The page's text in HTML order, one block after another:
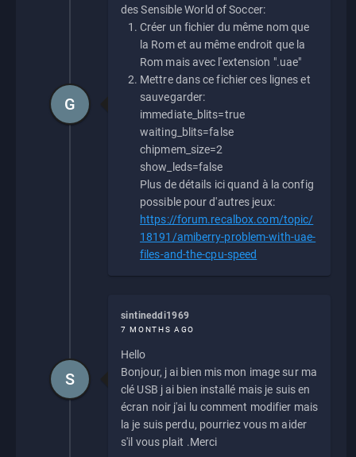
des Sensible World of Soccer:
Créer un fichier du même nom que
la Rom et au même endroit que la
Rom mais avec l'extension ".uae"
Mettre dans ce fichier ces lignes et
sauvegarder:
immediate_blits=true
waiting_blits=false
chipmem_size=2
show_leds=false
Plus de détails ici quand à la config
possible pour d'autres jeux:
https://forum.recalbox.com/topic/
18191/amiberry-problem-with-uae-
files-and-the-cpu-speed
G
sintineddi1969
7 MONTHS AGO
Hello
Bonjour, j ai bien mis mon image sur ma
clé USB j ai bien installé mais je suis en
écran noir j'ai lu comment modifier mais
la je suis perdu, pourriez vous m aider
s'il vous plait .Merci
S